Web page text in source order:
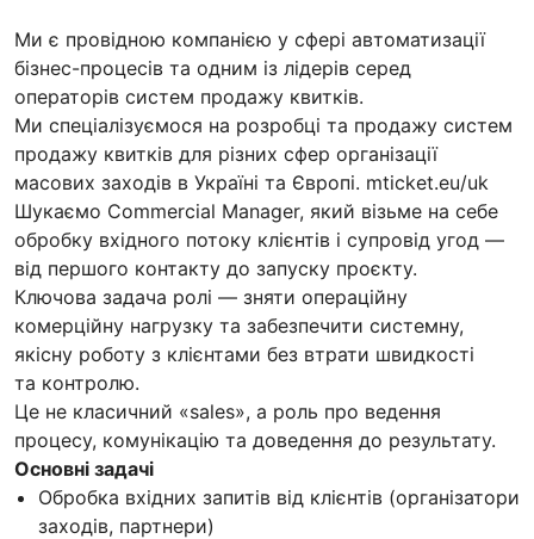
Ми є провідною компанією у сфері автоматизації
бізнес-процесів та одним із лідерів серед
операторів систем продажу квитків.
Ми спеціалізуємося на розробці та продажу систем
продажу квитків для різних сфер організації
масових заходів в Україні та Європі. mticket.eu/uk
Шукаємо Commercial Manager, який візьме на себе
обробку вхідного потоку клієнтів і супровід угод —
від першого контакту до запуску проєкту.
Ключова задача ролі — зняти операційну
комерційну нагрузку та забезпечити системну,
якісну роботу з клієнтами без втрати швидкості
та контролю.
Це не класичний «sales», а роль про ведення
процесу, комунікацію та доведення до результату.
Основні задачі
Обробка вхідних запитів від клієнтів (організатори
заходів, партнери)